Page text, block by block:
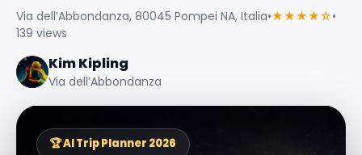
Via dell’Abbondanza, 80045 Pompei NA, Italia•★★★★☆•
139 views
Kim Kipling
Via dell’Abbondanza
🏆 AI Trip Planner 2026